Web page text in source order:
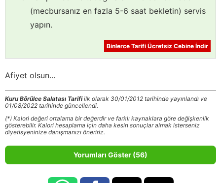
(mecbursanız en fazla 5-6 saat bekletin) servis
yapın.
Binlerce Tarifi Ücretsiz Cebine İndir
Afiyet olsun...
Kuru Börülce Salatası Tarifiilk olarak 30/01/2012 tarihinde yayınlandı ve
01/08/2022 tarihinde güncellendi.
(*) Kalori değeri ortalama bir değerdir ve farklı kaynaklara göre değişkenlik
gösterebilir. Kalori hesaplama için daha kesin sonuçlar almak isterseniz
diyetisyeninize danışmanızı öneririz.
Yorumları Göster (56)